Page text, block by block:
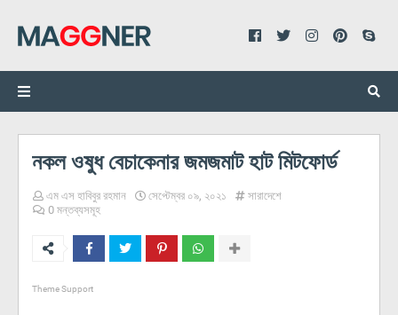
নকল ওষুধ বেচাকেনার জমজমাট হাট মিটফোর্ড
এম এস হাবিবুর রহমান সেপ্টেম্বর ০৯, ২০২১
সারাদেশে
0 মন্তব্যসমূহ
Theme Support